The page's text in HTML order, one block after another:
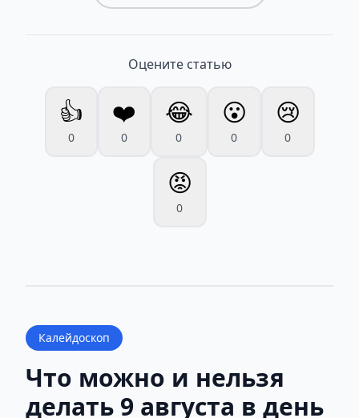
Оцените статью
👍
0
❤️
0
😂
0
😮
0
😢
0
😡
0
Калейдоскоп
Что можно и нельзя
делать 9 августа в день